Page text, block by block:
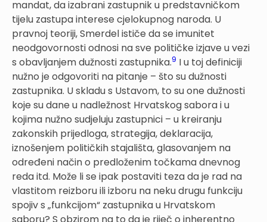
mandat, da izabrani zastupnik u predstavničkom
tijelu zastupa interese cjelokupnog naroda. U
pravnoj teoriji, Smerdel ističe da se imunitet
neodgovornosti odnosi na sve političke izjave u vezi
s obavljanjem dužnosti zastupnika.9 I u toj definiciji
nužno je odgovoriti na pitanje – što su dužnosti
zastupnika. U skladu s Ustavom, to su one dužnosti
koje su dane u nadležnost Hrvatskog sabora i u
kojima nužno sudjeluju zastupnici – u kreiranju
zakonskih prijedloga, strategija, deklaracija,
iznošenjem političkih stajališta, glasovanjem na
određeni način o predloženim točkama dnevnog
reda itd. Može li se ipak postaviti teza da je rad na
vlastitom reizboru ili izboru na neku drugu funkciju
spojiv s „funkcijom“ zastupnika u Hrvatskom
saboru? S obzirom na to da je riječ o inherentno